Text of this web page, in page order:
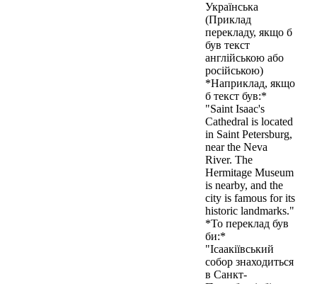
Українська
(Приклад
перекладу, якщо б
був текст
англійською або
російською)
*Наприклад, якщо
б текст був:*
"Saint Isaac's
Cathedral is located
in Saint Petersburg,
near the Neva
River. The
Hermitage Museum
is nearby, and the
city is famous for its
historic landmarks."
*То переклад був
би:*
"Ісаакіївський
собор знаходиться
в Санкт-